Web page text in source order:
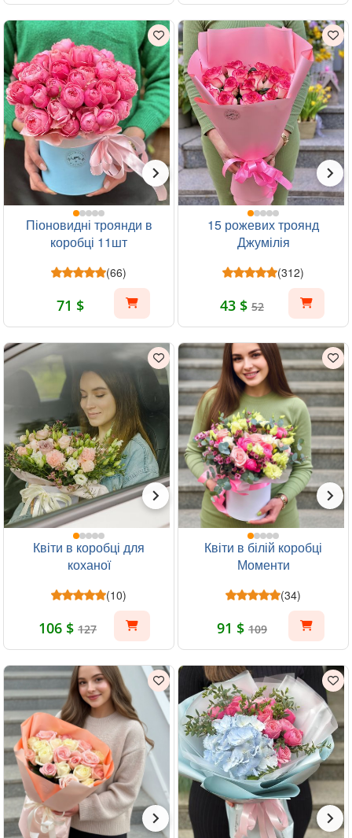
Піоновидні троянди в
коробці 11шт
(66)
71 $
15 рожевих троянд
Джумілія
(312)
43 $ 52
Квіти в коробці для
коханої
(10)
106 $ 127
Квіти в білій коробці
Моменти
(34)
91 $ 109